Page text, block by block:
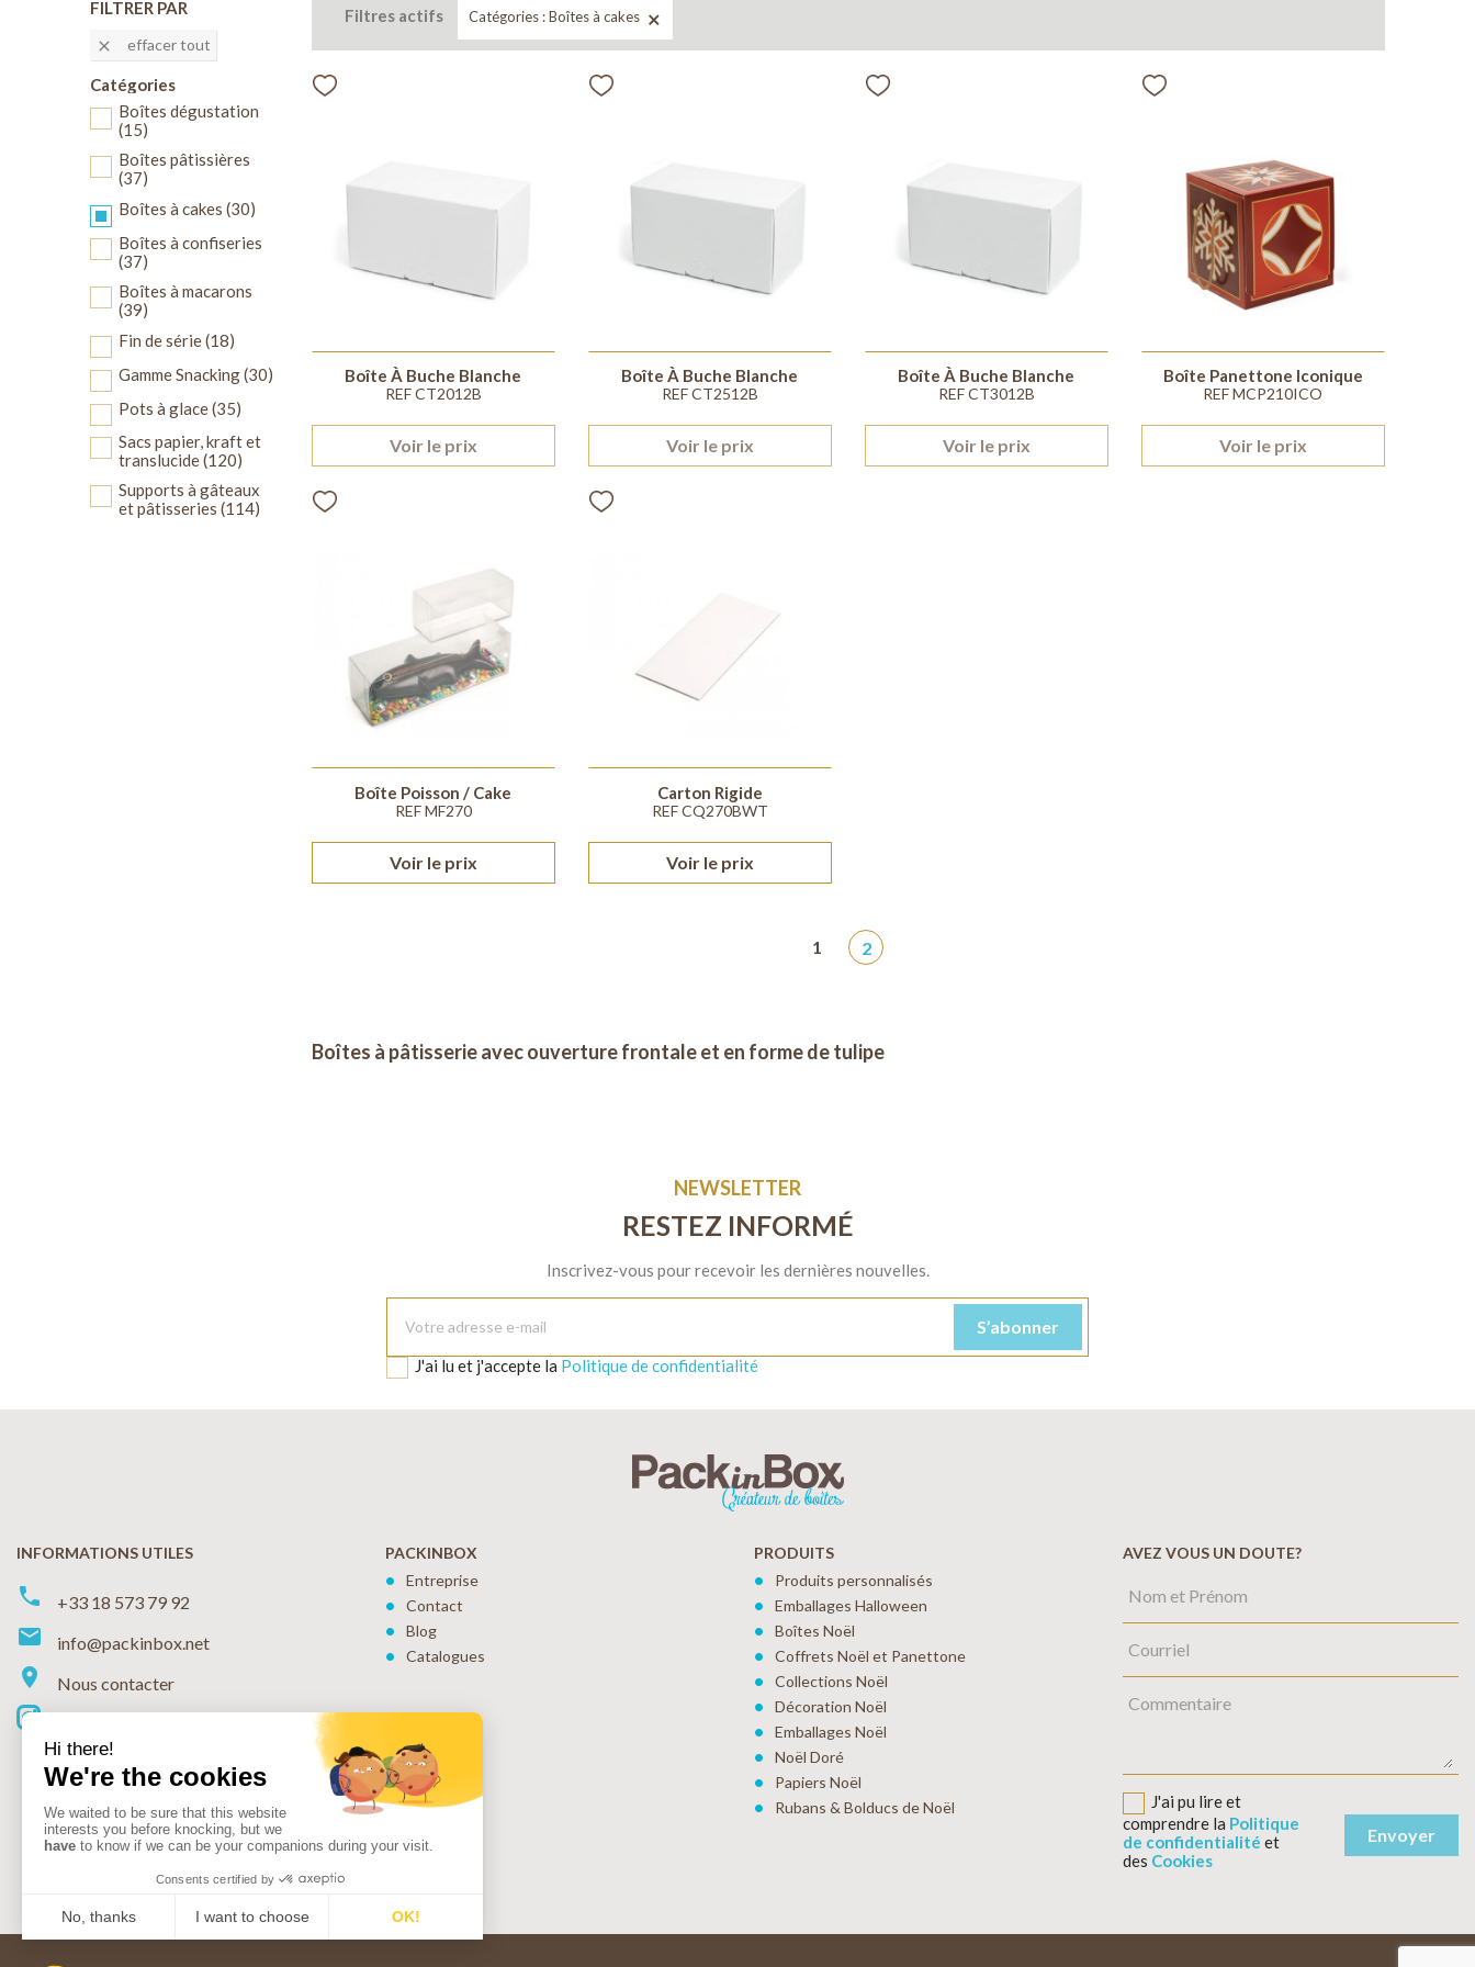
FILTRER PAR
 effacer tout
Catégories
Boîtes dégustation
(15)
Boîtes pâtissières
(37)
Boîtes à cakes (30)
Boîtes à confiseries
(37)
Boîtes à macarons
(39)
Fin de série(18)
Gamme Snacking(30)
Pots à glace(35)
Sacs papier, kraft et
translucide(120)
Supports à gâteaux
et pâtisseries (114)
Filtres actifs Catégories : Boîtes à cakes 
Boîte À Buche Blanche
REF CT2012B
Voir le prix
Boîte À Buche Blanche
REF CT2512B
Voir le prix
Boîte À Buche Blanche
REF CT3012B
Voir le prix
Boîte Panettone Iconique
REF MCP210ICO
Voir le prix
Boîte Poisson / Cake
REF MF270
Voir le prix
Carton Rigide
REF CQ270BWT
Voir le prix
1 2
Boîtes à pâtisserie avec ouverture frontale et en forme de tulipe
NEWSLETTER
RESTEZ INFORMÉ
Inscrivez-vous pour recevoir les dernières nouvelles.
J'ai lu et j'accepte la Politique de confidentialité
INFORMATIONS UTILES
phone +33 18 573 79 92
markunread info@packinbox.net
location_on
Nous contacter
PACKINBOX
Entreprise
Contact
Blog
Catalogues
PRODUITS
Produits personnalisés
Emballages Halloween
Boîtes Noël
Coffrets Noël et Panettone
Collections Noël
Décoration Noël
Emballages Noël
Noël Doré
Papiers Noël
Rubans & Bolducs de Noël
AVEZ VOUS UN DOUTE?
J'ai pu lire et
comprendre la Politique
de confidentialité et
des Cookies